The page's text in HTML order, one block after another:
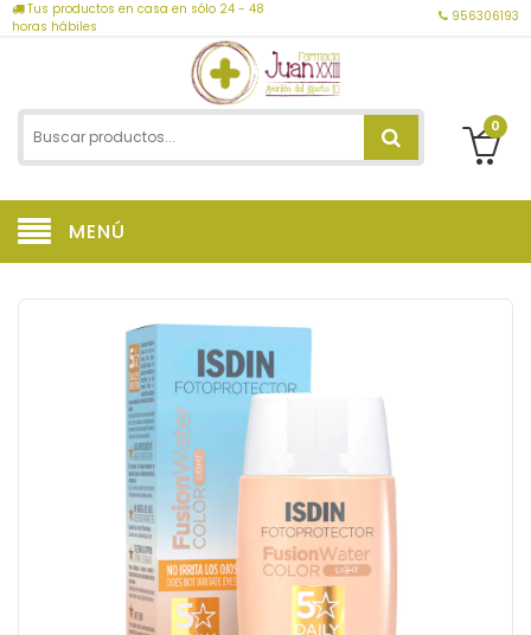
Tus productos en casa en sólo 24 - 48
horas hábiles
956306193
0
MENÚ